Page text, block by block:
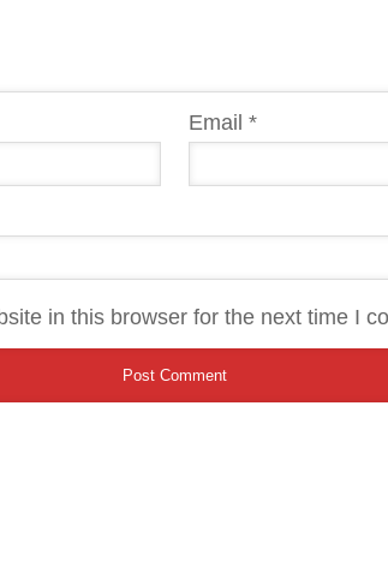
Email *
in this browser for the next time I